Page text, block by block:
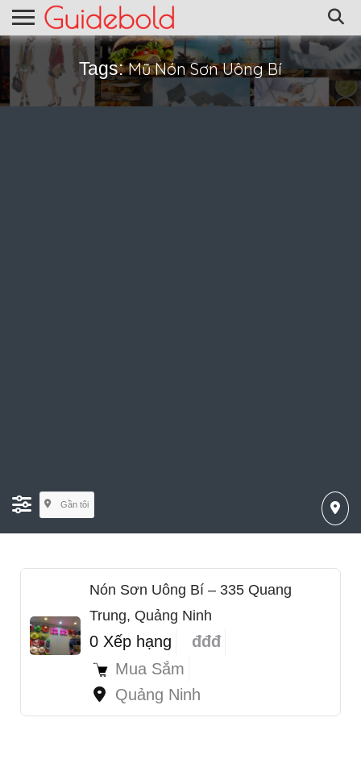
Tags:Mũ Nón Sơn Uông Bí
Gần tôi
Nón Sơn Uông Bí – 335 Quang
Trung, Quảng Ninh
0 Xếp hạng
đđđ
Mua Sắm
Quảng Ninh